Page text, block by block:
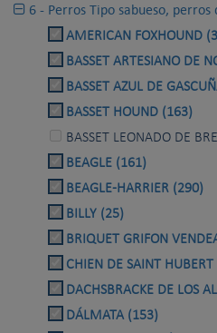
6 - Perros Tipo sabueso,
AMERICAN FOXHOUND
BASSET ARTESIANO DE
BASSET AZUL DE
BASSET HOUND (163)
BASSET LEONADO DE
BEAGLE (161)
BEAGLE-HARRIER (290)
BILLY (25)
BRIQUET GRIFON
CHIEN DE SAINT
DACHSBRACKE DE LOS
DÁLMATA (153)